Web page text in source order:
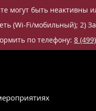
могут быть неактивны
(Wi-Fi/мобильный); 2)
по телефону: 8